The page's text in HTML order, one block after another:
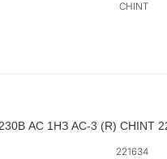
CHINT
AC 1НЗ AC-3 (R) CHINT
221634